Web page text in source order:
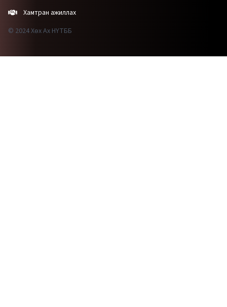
Хамтран ажиллах
© 2024 Хөх Ах НҮТББ